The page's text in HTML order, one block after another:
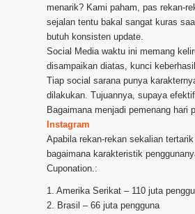
menarik? Kami paham, pas rekan-
sejalan tentu bakal sangat kuras
butuh konsisten update.
Social Media waktu ini memang
disampaikan diatas, kunci
Tiap social sarana punya
dilakukan. Tujuannya, supaya
Bagaimana menjadi pemenang hari
Instagram
Apabila rekan-rekan sekalian
bagaimana karakteristik
Cuponation.:
1. Amerika Serikat – 110 juta
2. Brasil – 66 juta pengguna